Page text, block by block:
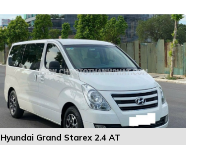
Hyundai Grand Starex 2.4 AT